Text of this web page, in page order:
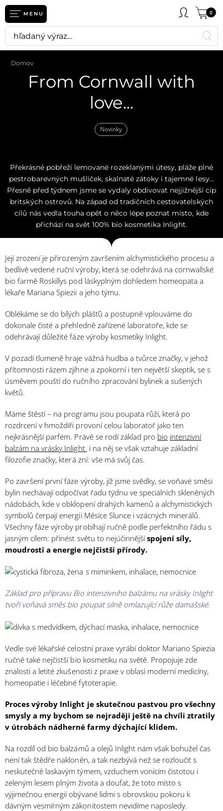
MENU 0
Domov
From Cornwall with
love...
Novinky
Překrásné pobřeží lemované rozeklanými útesy, pláže plné
pestrobarevných mušliček, skalnaté zátoky i tajemné lesy...
Přesně před týdnem jsme se vydaly obdivovat nejjižnější cíp
britských ostrovů. Na západ od tradičních cestovatelských
cílů nás vedla touha opět o něco lépe poznat místo, kde
přichází na svět 100% bio kosmetika Inlight.
Její zrození je přirozeným završením alchymistického procesu a
bedlivě vedené ruční výroby, která se odehrává na cornwallské
bio farmě Roskillys pod láskyplným dohledem homeopata a
lékaře Mariana Spiezii a jeho týmu.
Oblékáme se do bílých plášťů a postupně vplouváme do
dokonale čisté a přehledně zařízené laboratoře, kde se
odehrávají důležité fáze výroby kosmetiky Inlight.
V pozadí tlumeně hraje vážná hudba a tvůrce značky, v jehož
přítomnosti rázem zjihne a zpokorní i ten největší skeptik, se s
úsměvem pouští do ručního zpracování bylinek a sušených
květů.
Máme štěstí – na programu jsou poupata růží, která po
rozdrcení v hmoždíři provoní celou laboratoř jako ten
nejkrásnější parfém. Právě se rodí základ pro bio intenzivní
balzám na vrásky Inlight i na něj se však vztahuje základní
filozofie značky, která zní: vše má svůj čas.
Po završení první fáze výroby, jíž jsme svědky, se voňavé směsi
bylin nechávají odpočívat řadu týdnu ve speciálních skleněných
nádobách, kde v obklopení drahých kamenů a alchymistických
symbolů čerpají energii Měsíce Slunce i vzácných minerálů.
Všechny fáze výroby probíhají ručně podle perfektního řádu s
jasným cílem: přinést světu to nejúčinnějšíspojení síly,
moudrosti a energie nejčistší přírody.
Základ pro přípravu Bio intenzivního balzámu na vrásky Inlight
tvoří voňavá směs bio poupat silně omlazující růže damašské.
Vedle své lékařské celostní praxe vyrábí doktor Mariano Spiezia
ručně také nejčistší bio kosmetiku na světě. Propojuje zde
znalosti a letité zkušenosti z praxe v oblasi moderní medicíny,
homeopatie i léčebné fytoterapie.
Proces výroby Inlight je skutečnou pastvou pro všechny
smysly a my bychom se nejraději ještě na chvíli ztratily
v útrobách nádherné farmy dýchající klidem.
Na rozdíl od bio balzámů a olejů Inlight nám však bohužel čas
není tak štědře nakloněn, a tak nezbývá než se rozloučit s
neskutečně laskavým týmem, vzduchem vonícím čistotou i
zeleným lesem plným života a doufat, že toto místo s
výjimečnou energií obývané lidmi s obrovskou pokoru k
dávným vesmírným zákonitostem nevidíme naposledy.